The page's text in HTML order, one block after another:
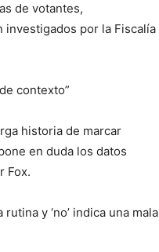
de votantes,
investigados por la Fiscalía
contexto”
historia de marcar
en duda los datos
Fox.
y ‘no’ indica una mala